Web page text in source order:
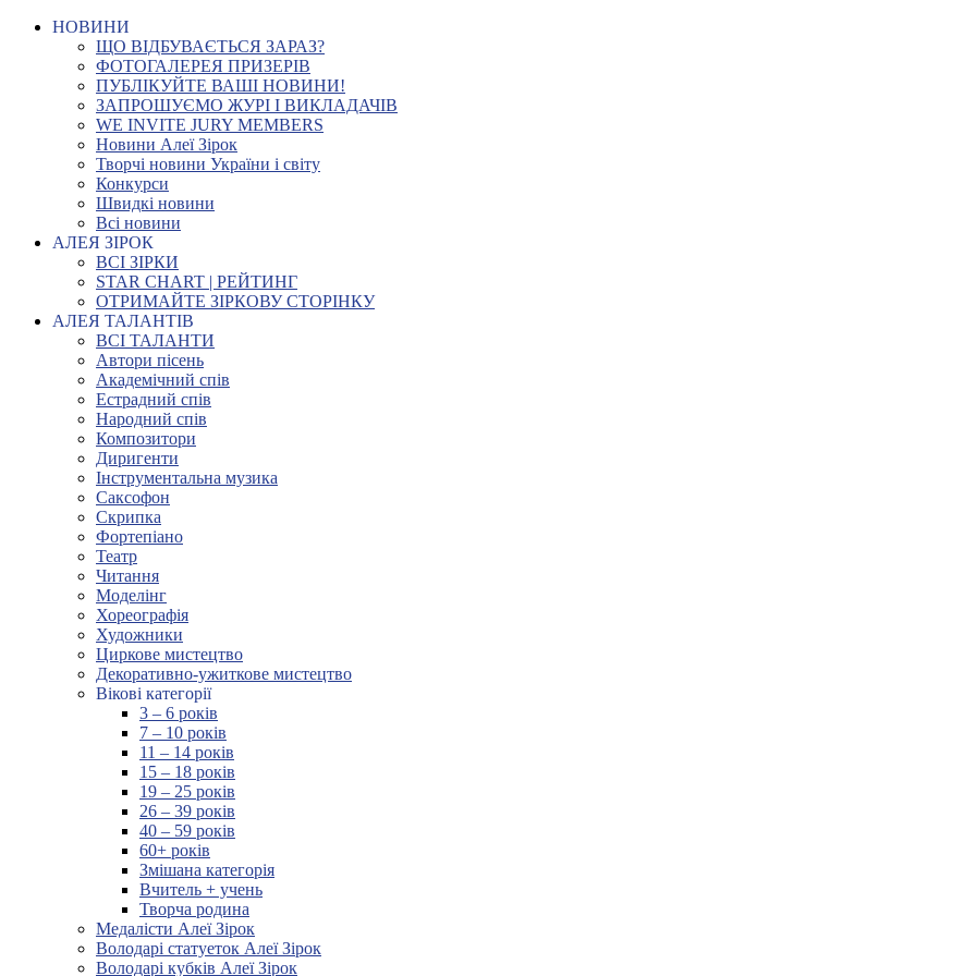
НОВИНИ
ЩО ВІДБУВАЄТЬСЯ ЗАРАЗ?
ФОТОГАЛЕРЕЯ ПРИЗЕРІВ
ПУБЛІКУЙТЕ ВАШІ НОВИНИ!
ЗАПРОШУЄМО ЖУРІ І ВИКЛАДАЧІВ
WE INVITE JURY MEMBERS
Новини Алеї Зірок
Творчі новини України і світу
Конкурси
Швидкі новини
Всі новини
АЛЕЯ ЗІРОК
ВСІ ЗІРКИ
STAR CHART | РЕЙТИНГ
ОТРИМАЙТЕ ЗІРКОВУ СТОРІНКУ
АЛЕЯ ТАЛАНТІВ
ВСІ ТАЛАНТИ
Автори пісень
Академічний спів
Естрадний спів
Народний спів
Композитори
Диригенти
Інструментальна музика
Саксофон
Скрипка
Фортепіано
Театр
Читання
Моделінг
Хореографія
Художники
Циркове мистецтво
Декоративно-ужиткове мистецтво
Вікові категорії
3 – 6 років
7 – 10 років
11 – 14 років
15 – 18 років
19 – 25 років
26 – 39 років
40 – 59 років
60+ років
Змішана категорія
Вчитель + учень
Творча родина
Медалісти Алеї Зірок
Володарі статуеток Алеї Зірок
Володарі кубків Алеї Зірок